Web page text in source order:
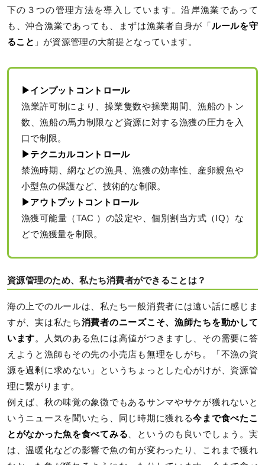
下の３つの管理方法を導入しています。沿岸漁業であって
も、沖合漁業であっても、まずは漁業者自身が「 ルールを守
ること 」が資源管理の大前提となっています。
▶︎インプットコントロール
漁業許可制により、操業隻数や操業期間、漁船のトン
数、漁船の馬力制限など資源に対する漁獲の圧力を入
口で制限。
▶︎テクニカルコントロール
禁漁時期、網などの漁具、漁獲の効率性、産卵親魚や
小型魚の保護など、技術的な制限。
▶︎アウトプットコントロール
漁獲可能量（TAC ）の設定や、個別割当方式（IQ）な
どで漁獲量を制限。
資源管理のため、私たち消費者ができることは？
海の上でのルールは、私たち一般消費者には遠い話に感じま
すが、実は私たち消費者のニーズこそ、漁師たちを動かして
います。人気のある魚には高値がつきますし、その需要に答
えようと漁師もその先の小売店も無理をしがち。「不漁の資
源を過剰に求めない」というちょっとした心がけが、資源管
理に繋がります。
例えば、秋の味覚の象徴でもあるサンマやサケが獲れないと
いうニュースを聞いたら、同じ時期に獲れる今まで食べたこ
とがなかった魚を食べてみる 、というのも良いでしょう。実
は、温暖化などの影響で魚の旬が変わったり、これまで獲れ